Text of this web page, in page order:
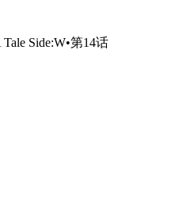
Side:W•第14话